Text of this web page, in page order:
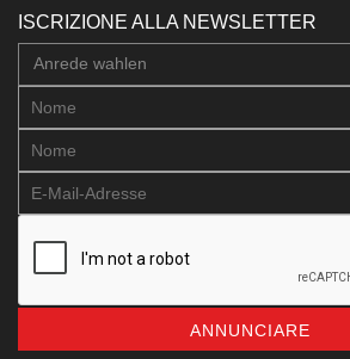
ISCRIZIONE ALLA NEWSLETTER
Anrede wahlen
ANNUNCIARE